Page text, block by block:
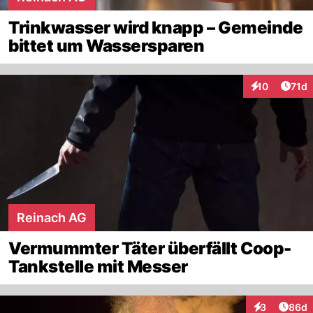
Trinkwasser wird knapp – Gemeinde
bittet um Wassersparen
10
Interaktionen
71d
Reinach AG
Vermummter Täter überfällt Coop-
Tankstelle mit Messer
3 86d